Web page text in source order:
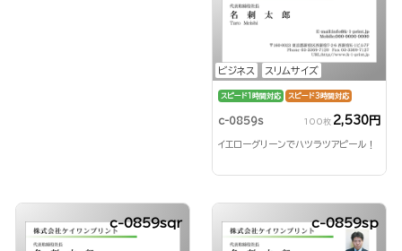
ビジネス スリムサイズ
スピード1時間対応 スピード3時間対応
c-0859s 100枚 2,530円
イエローグリーンでハツラツアピール！
c-0859sqr c-0859sp